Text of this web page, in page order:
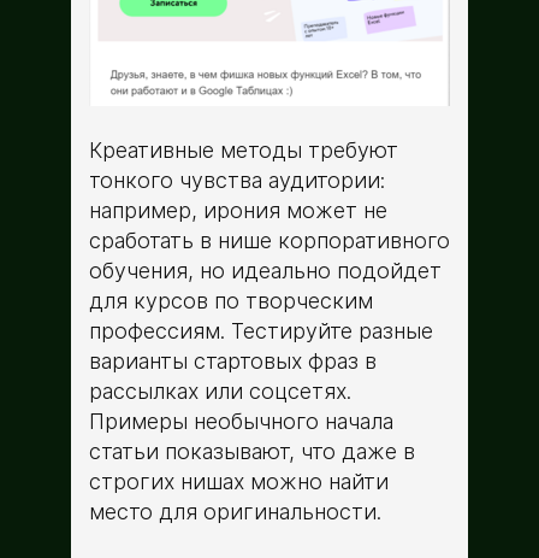
Креативные методы требуют
тонкого чувства аудитории:
например, ирония может не
сработать в нише корпоративного
обучения, но идеально подойдет
для курсов по творческим
профессиям. Тестируйте разные
варианты стартовых фраз в
рассылках или соцсетях.
Примеры необычного начала
статьи показывают, что даже в
строгих нишах можно найти
место для оригинальности.